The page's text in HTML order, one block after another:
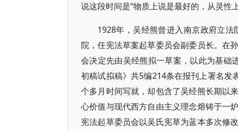
说这段时间是“物质上说是最好的，从灵性
1928年，吴经熊曾进入南京政府立
院，任宪法草案起草委员会副委员长。在
会决定先由吴经熊拟一草案，以此为基础
初稿试拟稿》共5编214条在报刊上署名发
个多月时间写就，却包含了吴经熊长期以
心价值与现代西方自由主义理念熔铸于一
宪法起草委员会以吴氏宪草为蓝本多次修